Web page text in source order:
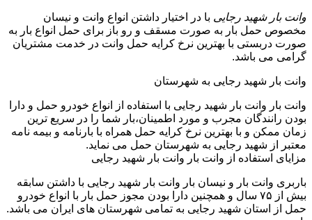
وانت بار شهید رجایی با در اختیار داشتن انواع وانت و نیسان
مخصوص حمل بار به صورت مسقف و رو باز برای حمل انواع بار به
صورت دربستی با بهترین نرخ کرایه حمل وانت در خدمت مشتریان
گرامی می باشد.
وانت بار شهید رجایی به شهرستان
وانت بار وانت بار شهید رجایی با استفاده از انواع خودرو حمل و دارا
بودن رانندگان مجرب و مورد اطمینان،بار شما را در سریع ترین
زمان ممکن و با بهترین نرخ کرایه حمل همراه با بارنامه و بیمه نامه
معتبر از شهید رجایی به شهرستان حمل می نماید.
مزایای استفاده از وانت بار وانت بار شهید رجایی
باربری وانت بار و نیسان بار وانت بار شهید رجایی با داشتن سابقه
بیش از ۷۵ سال و همچنین دارا بودن مجوز حمل بار با انواع خودرو
حمل از استان شهید رجایی به تمامی شهرستان های ایران می باشد.